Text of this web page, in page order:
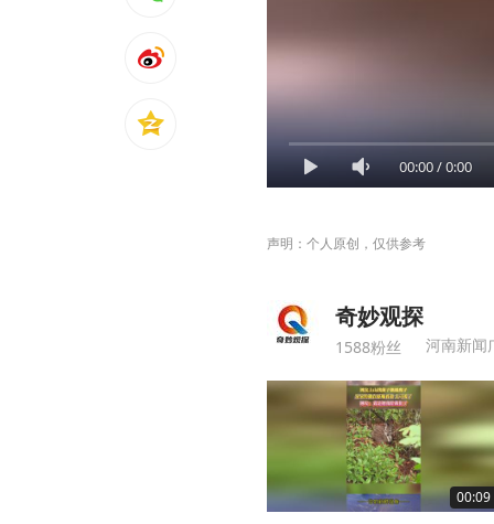
00:00/0:00
声明：个人原创，仅供参考
奇妙观探
1588粉丝 河南新闻
00:09